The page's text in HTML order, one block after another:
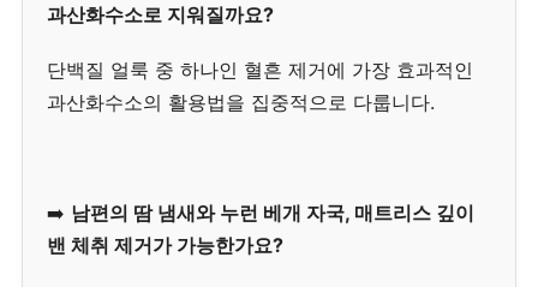
과산화수소로 지워질까요?
단백질 얼룩 중 하나인 혈흔 제거에 가장 효과적인
과산화수소의 활용법을 집중적으로 다룹니다.
➡️ 남편의 땀 냄새와 누런 베개 자국, 매트리스 깊이
밴 체취 제거가 가능한가요?